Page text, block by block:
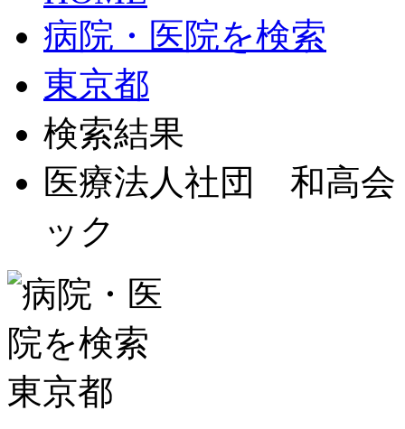
病院・医院を検索
東京都
検索結果
医療法人社団 和高
ック